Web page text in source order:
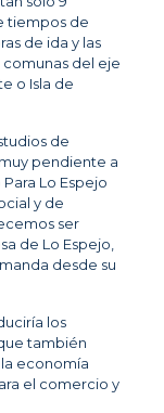
tiempos de
de ida y las
del eje
o Isla de
de
pendiente a
Lo Espejo
y de
ser
de Lo Espejo,
desde su
los
también
economía
el comercio y